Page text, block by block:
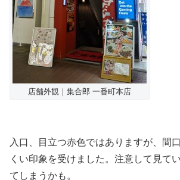
店舗外観｜集合郎 一番町本店
入口、目立つ赤色ではありますが、間
くい印象を受けました。注意して見て
てしまうかも。